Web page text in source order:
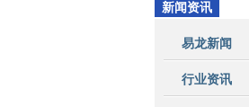
新闻资讯
易龙新闻
行业资讯